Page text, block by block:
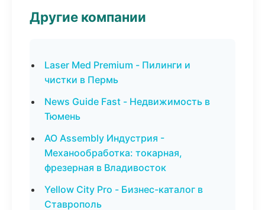
Другие компании
Laser Med Premium - Пилинги и
чистки в Пермь
News Guide Fast - Недвижимость в
Тюмень
АО Assembly Индустрия -
Механообработка: токарная,
фрезерная в Владивосток
Yellow City Pro - Бизнес-каталог в
Ставрополь